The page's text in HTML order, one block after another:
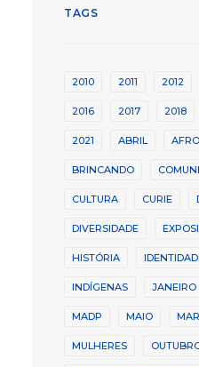
TAGS
2010 2011 2012
2016 2017 2018
2021 ABRIL AFRO
BRINCANDO
CULTURA CURIE
DIVERSIDADE
HISTÓRIA
INDÍGENAS JANEIRO
MADP MAIO
MULHERES